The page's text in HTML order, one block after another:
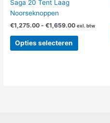
Saga 20 Tent Laag
Noorseknoppen
€1,275.00 - €1,659.00 exl. btw
Opties selecteren